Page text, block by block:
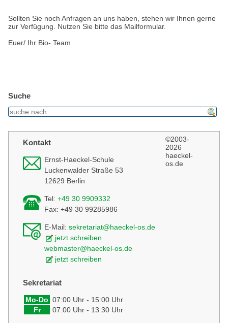
Sollten Sie noch Anfragen an uns haben, stehen wir Ihnen gerne
zur Verfügung. Nutzen Sie bitte das Mailformular.
Euer/ Ihr Bio- Team
Suche
Kontakt
Ernst-Haeckel-Schule
Luckenwalder Straße 53
12629 Berlin
Tel: +49 30 9909332
Fax: +49 30 99285986
E-Mail: sekretariat@haeckel-os.de
jetzt schreiben
webmaster@haeckel-os.de
jetzt schreiben
Sekretariat
Mo-Do 07:00 Uhr - 15:00 Uhr
Fr
07:00 Uhr - 13:30 Uhr
©2003-
2026
haeckel-
os.de